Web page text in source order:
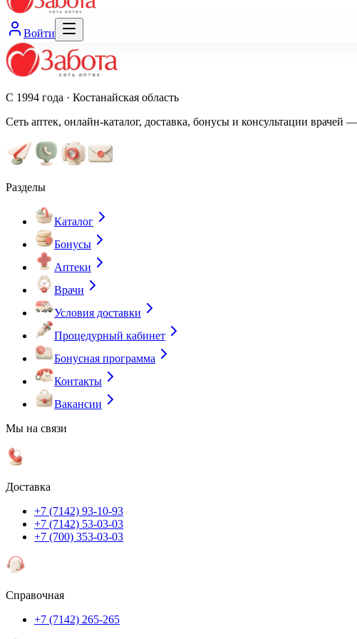
Войти
С 1994 года · Костанайская область
Сеть аптек, онлайн-каталог, доставка, бонусы и консультации врачей
Разделы
Каталог
Бонусы
Аптеки
Врачи
Условия доставки
Процедурный кабинет
Бонусная программа
Контакты
Вакансии
Мы на связи
Доставка
+7 (7142) 93-10-93
+7 (7142) 53-03-03
+7 (700) 353-03-03
Справочная
+7 (7142) 265-265